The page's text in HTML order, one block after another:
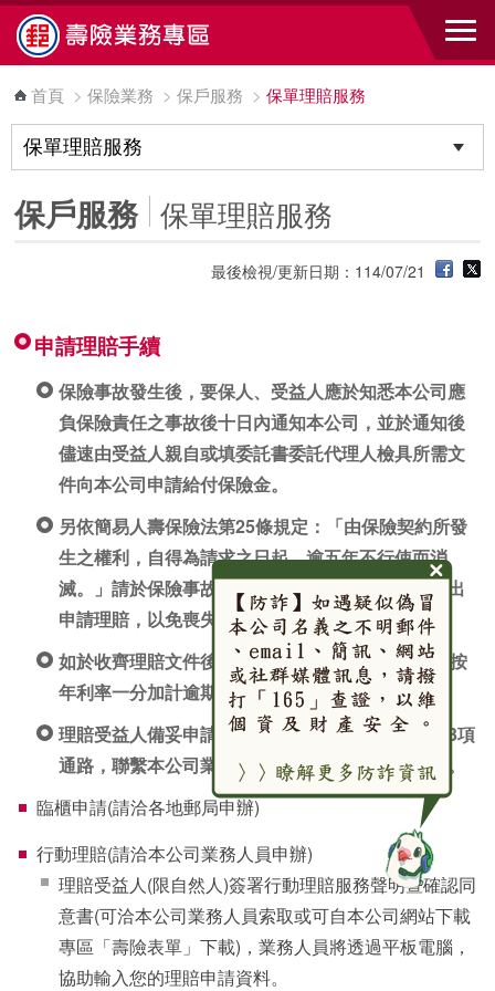
跳到主要內容區塊
首頁 >保險業務 >保戶服務 >保單理賠服務
保戶服務 保單理賠服務
最後檢視/更新日期：114/07/21
申請理賠手續
保險事故發生後，要保人、受益人應於知悉本公司應
負保險責任之事故後十日內通知本公司，並於通知後
儘速由受益人親自或填委託書委託代理人檢具所需文
件向本公司申請給付保險金。
另依簡易人壽保險法第25條規定：「由保險契約所發
生之權利，自得為請求之日起，逾五年不行使而消
滅。」請於保險事故發生日起五年內，向本公司提出
申請理賠，以免喪失權益。
如於收齊理賠文件後逾15日給付時，依保險法規定按
年利率一分加計逾期利息。
理賠受益人備妥申請理賠應檢具文件後，可由以下3項
通路，聯繫本公司業務人員或洽各地郵局申請理賠。
臨櫃申請(請洽各地郵局申辦)
行動理賠(請洽本公司業務人員申辦)
理賠受益人(限自然人)簽署行動理賠服務聲明暨確認同
意書(可洽本公司業務人員索取或可自本公司網站下載
專區「壽險表單」下載)，業務人員將透過平板電腦，
協助輸入您的理賠申請資料。